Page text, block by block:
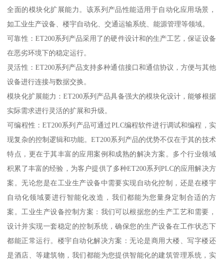
全面的模块化扩展能力。该系列产品性能适用于自动化应用场景，
如工业生产设备、楼宇自动化、交通运输系统、能源管理等领域。
可靠性：ET200系列产品采用了的硬件设计和的生产工艺，保证设备
在恶劣环境下的稳定运行。
灵活性：ET200系列产品支持多种通信接口和通信协议，方便与其他
设备进行连接与数据交换。
模块化扩展能力：ET200系列产品具备强大的模块化设计，能够根据
实际需求进行灵活的扩展和升级。
可编程性：ET200系列产品可通过PLC编程软件进行调试和编程，实
现复杂的控制逻辑和功能。ET200系列产品的优势不仅在于其的技术
特点，更在于其丰富的应用案例和成熟的解决方案。多个行业领域
积累了丰富的经验，为客户提供了多种ET200系列PLC的应用解决方
案。无论您是在工业生产设备中需要实现自动化控制，还是在楼宇
自动化领域要进行智能化改造，我们都能为您量身定制合适的方
案。工业生产设备控制方案：我们可以根据您的生产工艺和需要，
设计并实现一套稳定的控制系统，确保您的生产设备在工作状态下
都能正常运行。楼宇自动化解决方案：无论是商用大楼、写字楼还
是酒店、等建筑物，我们都能为您提供智能化的建筑管理系统，实